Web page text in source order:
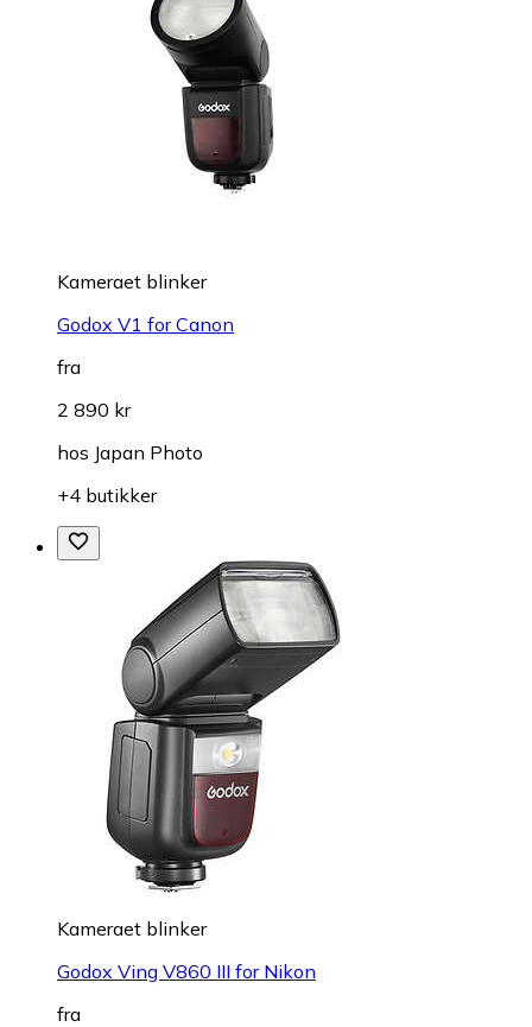
Kameraet blinker
Godox V1 for Canon
fra
2 890 kr
hos Japan Photo
+4 butikker
Kameraet blinker
Godox Ving V860 III for Nikon
fra